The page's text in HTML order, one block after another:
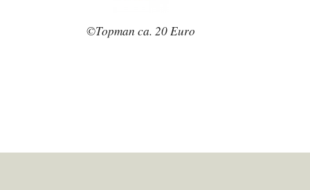
©Topman ca. 20 Euro